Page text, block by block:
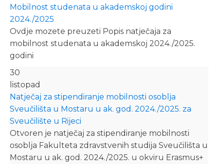
Mobilnost studenata u akademskoj godini
2024./2025
Ovdje mozete preuzeti Popis natječaja za
mobilnost studenata u akademskoj 2024./2025.
godini
30
listopad
Natječaj za stipendiranje mobilnosti osoblja
Sveučilišta u Mostaru u ak. god. 2024./2025. za
Sveučilište u Rijeci
Otvoren je natječaj za stipendiranje mobilnosti
osoblja Fakulteta zdravstvenih studija Sveučilišta u
Mostaru u ak. god. 2024./2025. u okviru Erasmus+